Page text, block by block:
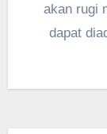
akan rugi
dapat